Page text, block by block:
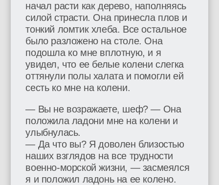
начал расти как дерево, наполняясь
силой страсти. Она принесла плов и
тонкий ломтик хлеба. Все остальное
было разложено на столе. Она
подошла ко мне вплотную, и я
увидел, что ее белые колени слегка
оттянули полы халата и помогли ей
сесть ко мне на колени.
— Вы не возражаете, шеф? — Она
положила ладони мне на колени и
улыбнулась.
— Да что вы? Я доволен близостью
наших взглядов на все трудности
военно-морской жизни, — засмеялся
я и положил ладонь на ее колено.